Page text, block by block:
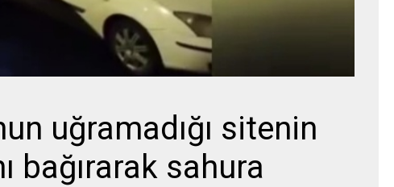
uğramadığı sitenin
bağırarak sahura